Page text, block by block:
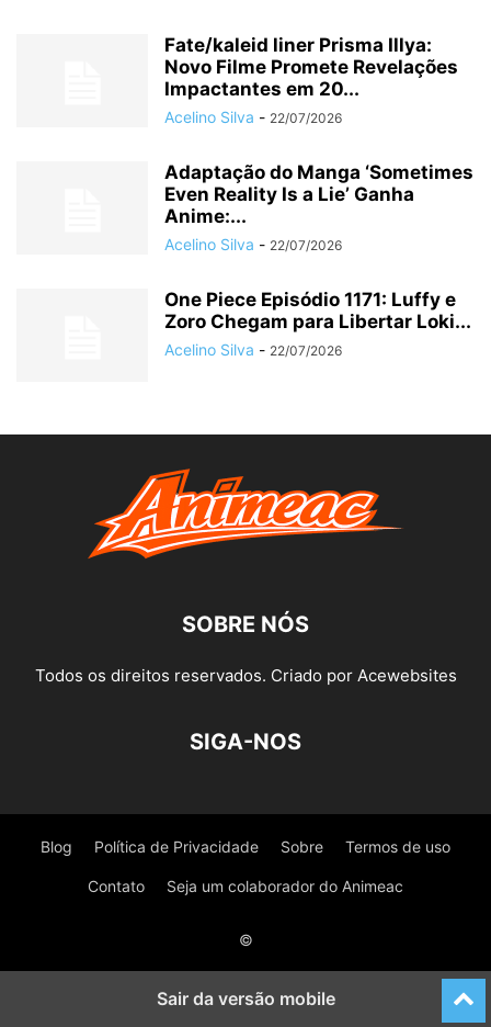
Fate/kaleid liner Prisma Illya:
Novo Filme Promete Revelações
Impactantes em 20...
Acelino Silva - 22/07/2026
Adaptação do Manga ‘Sometimes
Even Reality Is a Lie’ Ganha
Anime:...
Acelino Silva - 22/07/2026
One Piece Episódio 1171: Luffy e
Zoro Chegam para Libertar Loki...
Acelino Silva - 22/07/2026
SOBRE NÓS
Todos os direitos reservados. Criado por Acewebsites
SIGA-NOS
Blog Política de Privacidade Sobre Termos de uso
Contato Seja um colaborador do Animeac
©
Sair da versão mobile